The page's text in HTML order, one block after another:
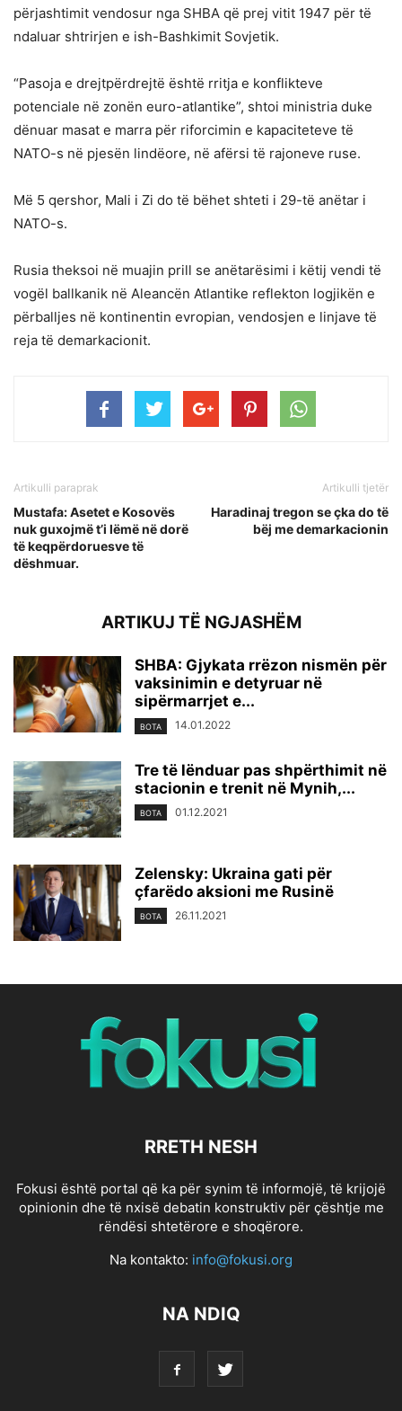
përjashtimit vendosur nga SHBA që prej vitit 1947 për të
ndaluar shtrirjen e ish-Bashkimit Sovjetik.
“Pasoja e drejtpërdrejtë është rritja e konflikteve
potenciale në zonën euro-atlantike”, shtoi ministria duke
dënuar masat e marra për riforcimin e kapaciteteve të
NATO-s në pjesën lindëore, në afërsi të rajoneve ruse.
Më 5 qershor, Mali i Zi do të bëhet shteti i 29-të anëtar i
NATO-s.
Rusia theksoi në muajin prill se anëtarësimi i këtij vendi të
vogël ballkanik në Aleancën Atlantike reflekton logjikën e
përballjes në kontinentin evropian, vendosjen e linjave të
reja të demarkacionit.
Artikulli paraprak
Mustafa: Asetet e Kosovës
nuk guxojmë t’i lëmë në dorë
të keqpërdoruesve të
dëshmuar.
Artikulli tjetër
Haradinaj tregon se çka do të
bëj me demarkacionin
ARTIKUJ TË NGJASHËM
SHBA: Gjykata rrëzon nismën për
vaksinimin e detyruar në
sipërmarrjet e...
BOTA 14.01.2022
Tre të lënduar pas shpërthimit në
stacionin e trenit në Mynih,...
BOTA 01.12.2021
Zelensky: Ukraina gati për
çfarëdo aksioni me Rusinë
BOTA 26.11.2021
RRETH NESH
Fokusi është portal që ka për synim të informojë, të krijojë
opinionin dhe të nxisë debatin konstruktiv për çështje me
rëndësi shtetërore e shoqërore.
Na kontakto: info@fokusi.org
NA NDIQ